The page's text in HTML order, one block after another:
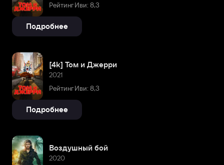
Рейтинг Иви: 8,3
Подробнее
[4k] Том и Джерри
2021
Рейтинг Иви: 8,3
Подробнее
Воздушный бой
2020